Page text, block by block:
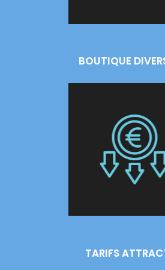
BOUTIQUE
TARIFS